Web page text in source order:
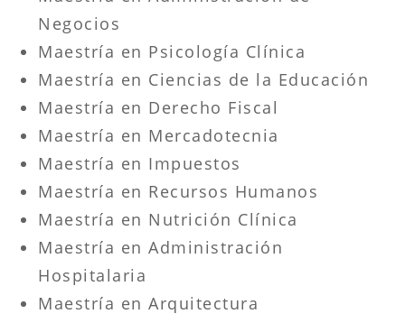
Negocios
Maestría en Psicología Clínica
Maestría en Ciencias de la Educación
Maestría en Derecho Fiscal
Maestría en Mercadotecnia
Maestría en Impuestos
Maestría en Recursos Humanos
Maestría en Nutrición Clínica
Maestría en Administración
Hospitalaria
Maestría en Arquitectura